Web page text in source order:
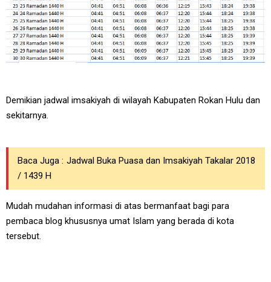
Demikian jadwal imsakiyah di wilayah Kabupaten Rokan Hulu dan
sekitarnya.
Baca Juga : Jadwal Buka Puasa dan Imsakiyah Takalar 2018
/ 1439 H
Mudah mudahan informasi di atas bermanfaat bagi para
pembaca blog khususnya umat Islam yang berada di kota
tersebut.